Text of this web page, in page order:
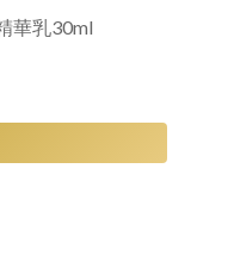
華乳30ml